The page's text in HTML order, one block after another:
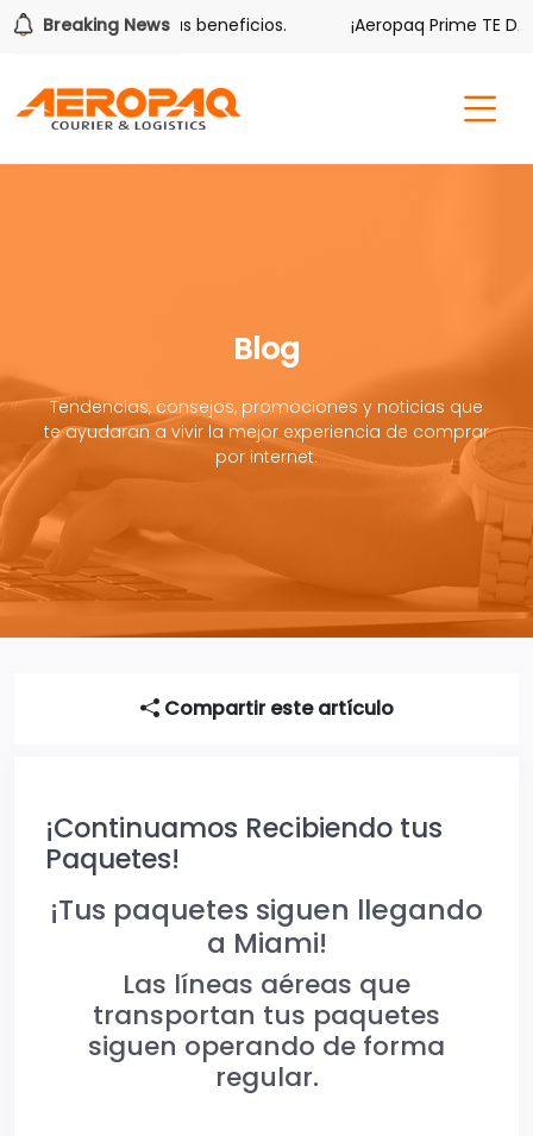
Breaking News
también tiene sus beneficios. ¡Aeropaq Prime TE DA
Blog
Tendencias, consejos, promociones y noticias que
te ayudaran a vivir la mejor experiencia de comprar
por internet.
Compartir este artículo
¡Continuamos Recibiendo tus
Paquetes!
¡Tus paquetes siguen llegando
a Miami!
Las líneas aéreas que
transportan tus paquetes
siguen operando de forma
regular.